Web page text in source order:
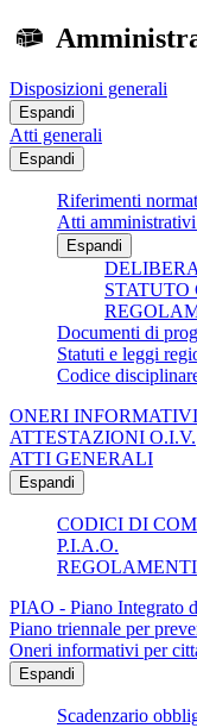
Disposizioni generali
Espandi
Atti generali
Espandi
Riferimenti
Atti
Espandi
Documenti di
Statuti e leggi
Codice
ONERI
ATTESTAZIONI O.I.V.
ATTI GENERALI
Espandi
CODICI DI
P.I.A.O.
REGOLAMENTI
PIAO - Piano Integrato
Piano triennale per
Oneri informativi per
Espandi
Scadenzario